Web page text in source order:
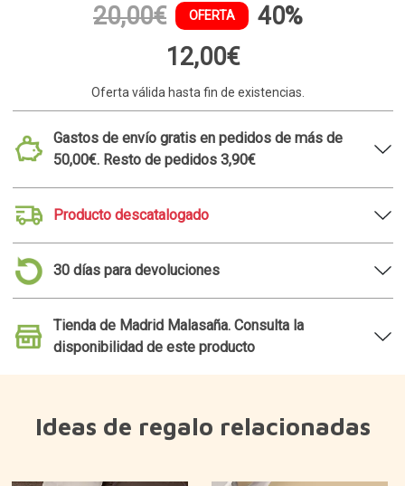
20,00€ OFERTA
40%
12,00€
Oferta válida hasta fin de existencias.
Gastos de envío gratis en pedidos de más de
50,00€. Resto de pedidos 3,90€
Producto descatalogado
30 días para devoluciones
Tienda de Madrid Malasaña. Consulta la
disponibilidad de este producto
Ideas de regalo relacionadas